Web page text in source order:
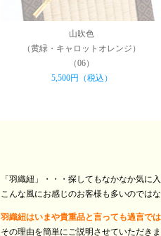
山吹色
（黄緑・キャロットオレンジ）
（06）
5,500円（税込）
「羽織紐」・・・探してもなかなか気に
こんな風にお感じのお客様も多いのでは
羽織紐はいまや貴重品と言っても過言で
その理由を簡単にご説明させていただき